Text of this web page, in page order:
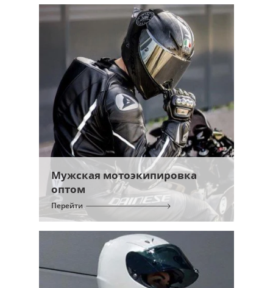
Мужская мотоэкипировка
оптом
Перейти